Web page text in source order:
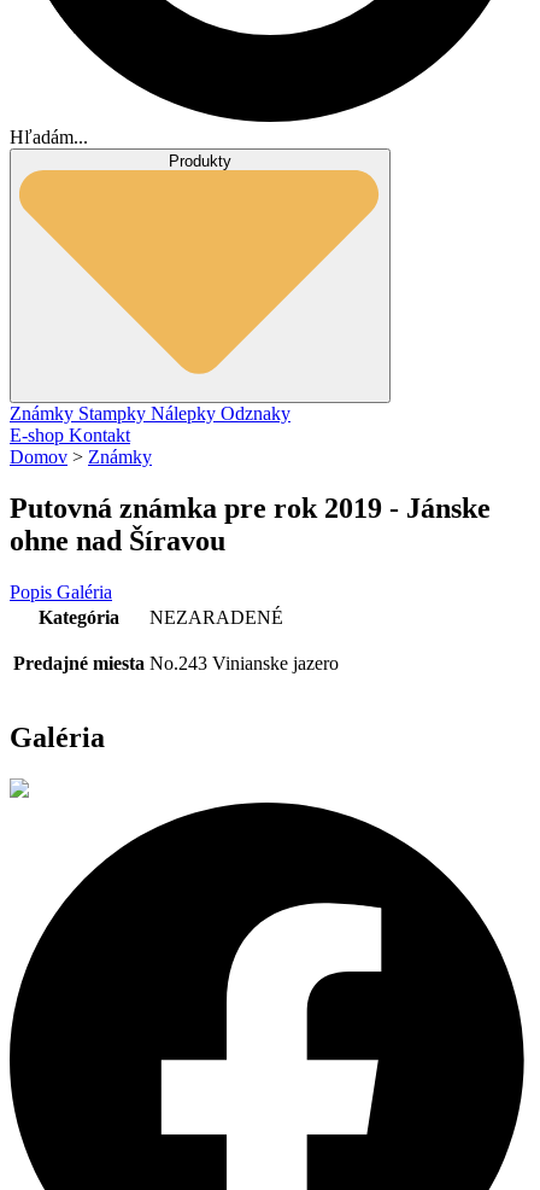
Hľadám...
Produkty
Známky Stampky Nálepky Odznaky
E-shop Kontakt
Domov > Známky
Putovná známka pre rok 2019 - Jánske
ohne nad Šíravou
Popis Galéria
Kategória
NEZARADENÉ
Predajné miesta No.243 Vinianske jazero
Galéria